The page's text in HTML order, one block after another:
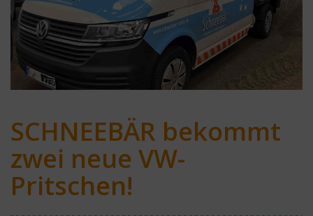
SCHNEEBÄR bekommt
zwei neue VW-
Pritschen!